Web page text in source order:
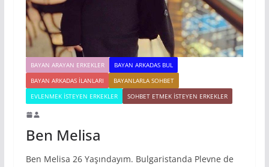
BAYAN ARAYAN ERKEKLER
BAYAN ARKADAS BUL
BAYAN ARKADAS ILANLARI
BAYANLARLA SOHBET
EVLENMEK İSTEYEN ERKEKLER
SOHBET ETMEK İSTEYEN ERKEKLER
Ben Melisa
Ben Melisa 26 Yaşındayım. Bulgaristanda Plevne de